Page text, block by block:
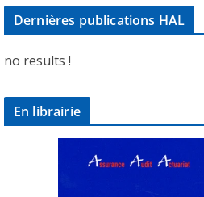
Dernières publications HAL
no results !
En librairie